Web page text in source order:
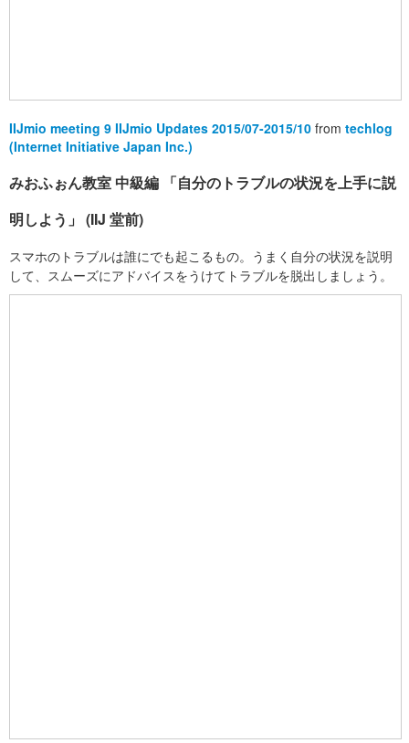
IIJmio meeting 9 IIJmio Updates 2015/07-2015/10 from techlog
(Internet Initiative Japan Inc.)
みおふぉん教室 中級編 「自分のトラブルの状況を上手に説
明しよう」 (IIJ 堂前)
スマホのトラブルは誰にでも起こるもの。うまく自分の状況を説明
して、スムーズにアドバイスをうけてトラブルを脱出しましょう。